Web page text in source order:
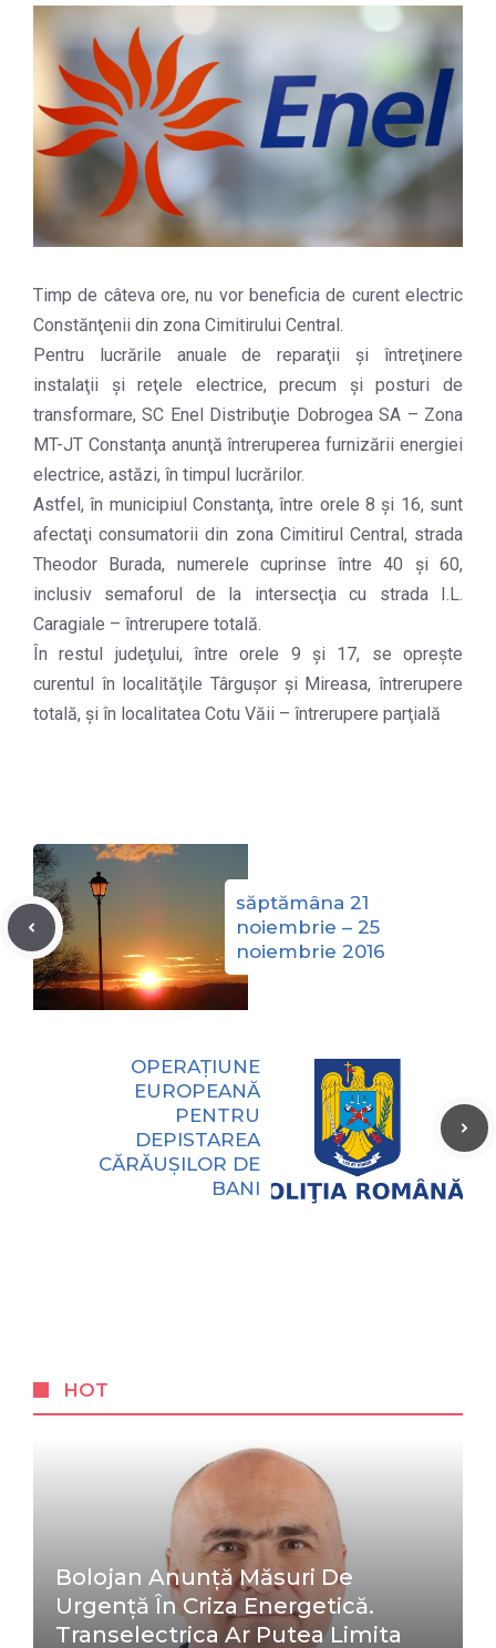
Timp de câteva ore, nu vor beneficia de curent electric
Constănţenii din zona Cimitirului Central.
Pentru lucrările anuale de reparaţii şi întreţinere
instalaţii şi reţele electrice, precum şi posturi de
transformare, SC Enel Distribuţie Dobrogea SA – Zona
MT-JT Constanţa anunţă întreruperea furnizării energiei
electrice, astăzi, în timpul lucrărilor.
Astfel, în municipiul Constanţa, între orele 8 şi 16, sunt
afectaţi consumatorii din zona Cimitirul Central, strada
Theodor Burada, numerele cuprinse între 40 şi 60,
inclusiv semaforul de la intersecţia cu strada I.L.
Caragiale – întrerupere totală.
În restul judeţului, între orele 9 şi 17, se opreşte
curentul în localităţile Târguşor şi Mireasa, întrerupere
totală, şi în localitatea Cotu Văii – întrerupere parţială
săptămâna 21
noiembrie – 25
noiembrie 2016
OPERAȚIUNE
EUROPEANĂ
PENTRU
DEPISTAREA
CĂRĂUŞILOR DE
BANI
HOT
Bolojan Anunță Măsuri De
Urgență În Criza Energetică.
Transelectrica Ar Putea Limita